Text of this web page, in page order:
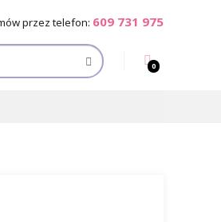
przez telefon: 609 731 975
0